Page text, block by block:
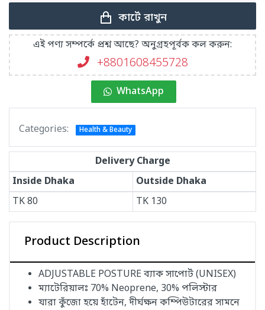
কার্টে রাখুন
এই পণ্য সম্পর্কে প্রশ্ন আছে? অনুগ্রহপূর্বক কল করুন:
+8801608455728
WhatsApp
Categories: Health & Beauty
Delivery Charge
Inside Dhaka
Outside Dhaka
TK80 TK 130
Product Description
ADJUSTABLE POSTURE ব্যাক সাপোর্ট (UNISEX)
ম্যাটেরিয়ালঃ 70% Neoprene, 30% পলিস্টার
যারা কুঁজো হয়ে হাঁটেন, দীর্ঘক্ষন কম্পিউটারের সামনে